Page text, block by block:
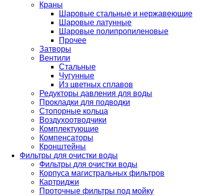
Краны
Шаровые стальные и нержавеющие
Шаровые латунные
Шаровые полипропиленовые
Прочее
Затворы
Вентили
Стальные
Чугунные
Из цветных сплавов
Редукторы давления для воды
Прокладки для подводки
Стопорные кольца
Воздухоотводчики
Комплектующие
Компенсаторы
Кронштейны
Фильтры для очистки воды
Фильтры для очистки воды
Корпуса магистральных фильтров
Картриджи
Проточные фильтры под мойку